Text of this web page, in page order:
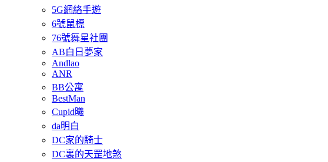
5G網絡手遊
6號鼠標
76號舞星社團
AB白日夢家
Andlao
ANR
BB公寓
BestMan
Cupid曦
da明白
DC家的騎士
DC裏的天罡地煞